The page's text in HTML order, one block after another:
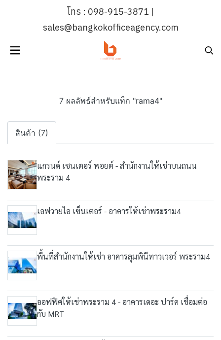
โทร : 098-915-3871 |
sales@bangkokofficeagency.com
7 ผลลัพธ์สำหรับแท็ก "rama4"
สินค้า (7)
แกรนด์ เซนเตอร์ พอยต์ - สำนักงานให้เช่าบนถนน
พระราม 4
เอฟวายไอ เซ็นเตอร์ - อาคารให้เช่าพระราม4
พื้นที่สำนักงานให้เช่า อาคารลุมพินีทาวเวอร์ พระราม4
ออฟฟิศให้เช่าพระราม 4 - อาคารเดอะ ปาร์ค เชื่อมต่อ
กับ MRT